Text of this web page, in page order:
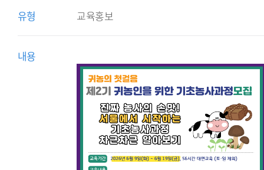
유형 교육홍보
내용